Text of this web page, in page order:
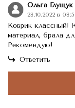
Ольга Глущук
28.10.2022 в
Коврик классный!
материал, брала
Рекомендую!
Ответить